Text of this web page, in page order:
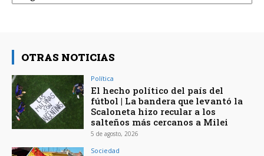
OTRAS NOTICIAS
Política
El hecho político del país del
fútbol | La bandera que levantó la
Scaloneta hizo recular a los
salteños más cercanos a Milei
5 de agosto, 2026
Sociedad